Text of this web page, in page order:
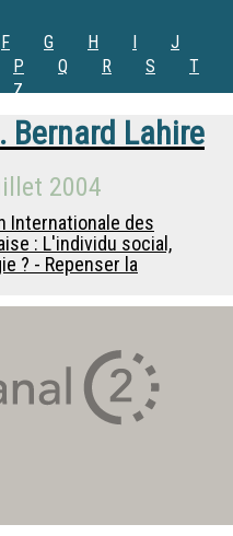
F G H I
J
P Q R S
T
Z
Bernard Lahire
2004
Internationale des
: L'individu social,
? - Repenser la